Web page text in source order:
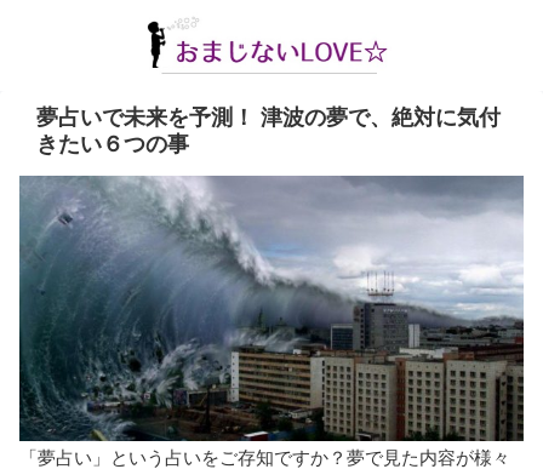
夢占いで未来を予測！ 津波の夢で、絶対に気付
きたい６つの事
「夢占い」という占いをご存知ですか？夢で見た内容が様々